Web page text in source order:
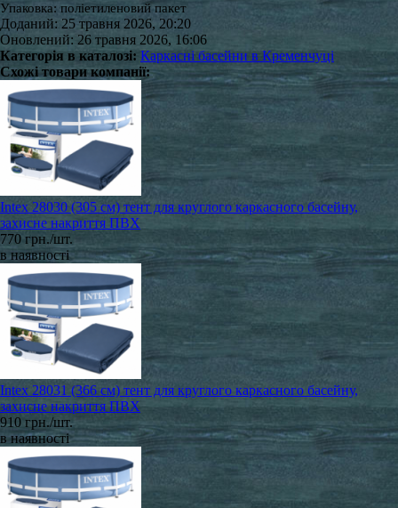
Упаковка: поліетиленовий пакет
Доданий: 25 травня 2026, 20:20
Оновлений: 26 травня 2026, 16:06
Категорія в каталозі: Каркасні басейни в Кременчуці
Схожі товари компанії:
Intex 28030 (305 см) тент для круглого каркасного басейну,
захисне накриття ПВХ
770 грн./шт.
в наявності
Intex 28031 (366 см) тент для круглого каркасного басейну,
захисне накриття ПВХ
910 грн./шт.
в наявності